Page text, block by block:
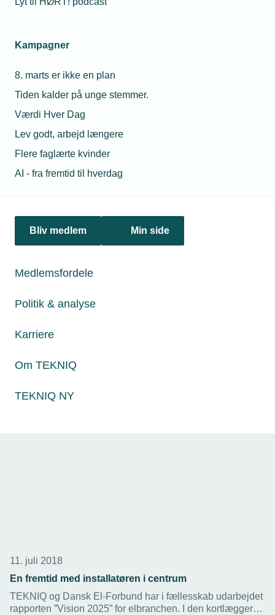
Kampagner
8. marts er ikke en plan
Tiden kalder på unge stemmer.
Værdi Hver Dag
Lev godt, arbejd længere
Flere faglærte kvinder
AI - fra fremtid til hverdag
Bliv medlem Min side
Medlemsfordele
Politik & analyse
Karriere
Om TEKNIQ
TEKNIQ NY
Relaterede nyheder
11. jul. 2018
En fremtid med installatøren i centrum
Installationsvirksomheder blandt
smarthome-piloter
Ny teknologi er ikke i brug på
byggepladserne
Relaterede nyheder
11. juli 2018
En fremtid med installatøren i centrum
TEKNIQ og Dansk El-Forbund har i fællesskab udarbejdet
rapporten ”Vision 2025” for elbranchen. I den kortlægger